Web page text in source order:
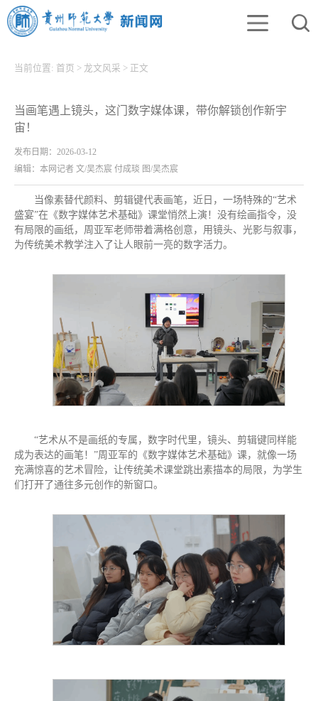
当前位置: 首页 > 龙文风采 > 正文
当画笔遇上镜头，这门数字媒体课，带你解锁创作新宇
宙！
发布日期：2026-03-12
编辑：本网记者 文/吴杰宸 付成琰 图/吴杰宸
当像素替代颜料、剪辑键代表画笔，近日，一场特殊的“艺术
盛宴”在《数字媒体艺术基础》课堂悄然上演！没有绘画指令，没
有局限的画纸，周亚军老师带着满格创意，用镜头、光影与叙事，
为传统美术教学注入了让人眼前一亮的数字活力。
“艺术从不是画纸的专属，数字时代里，镜头、剪辑键同样能
成为表达的画笔！”周亚军的《数字媒体艺术基础》课，就像一场
充满惊喜的艺术冒险，让传统美术课堂跳出素描本的局限，为学生
们打开了通往多元创作的新窗口。